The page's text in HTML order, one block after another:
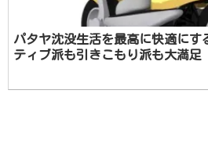
パタヤ沈没生活を最高に快適にす
ティブ派も引きこもり派も大満足